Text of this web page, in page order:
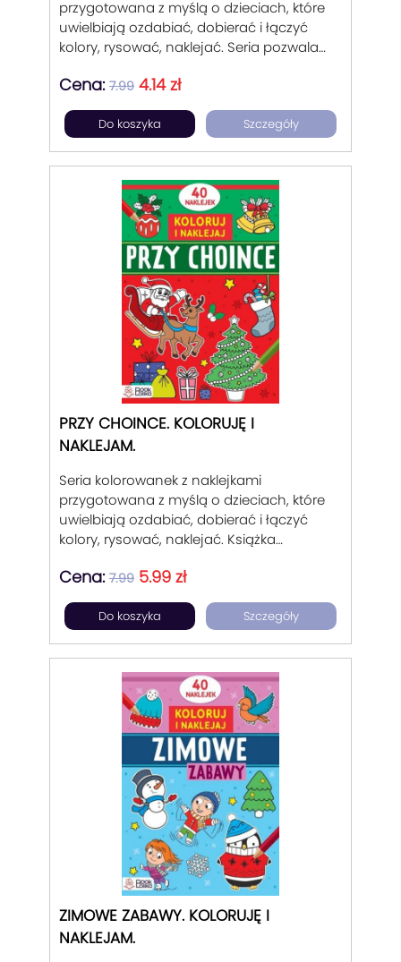
przygotowana z myślą o dzieciach, które
uwielbiają ozdabiać, dobierać i łączyć
kolory, rysować, naklejać. Seria pozwala
urozmaicać ich otoczenie. Dobór
ilustracji w stylu inspirowanym
klasycznymi disneyowskimi postaciami.
Cena: 7.99 4.14 zł
Do koszyka Szczegóły
PRZY CHOINCE. KOLORUJĘ I
NAKLEJAM.
Seria kolorowanek z naklejkami
przygotowana z myślą o dzieciach, które
uwielbiają ozdabiać, dobierać i łączyć
kolory, rysować, naklejać. Książka
narodzenia, pozwala spędzać wolny czas
w świątecznej atmosferze. Dobór ilustracji
w stylu inspirowanym klasycznymi
zabawa dla dziecka i mamy.
Cena: 7.99 5.99 zł
Do koszyka Szczegóły
ZIMOWE ZABAWY. KOLORUJĘ I
NAKLEJAM.